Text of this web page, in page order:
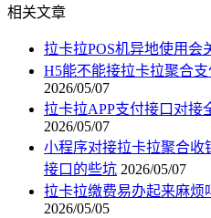
相关文章
拉卡拉POS机异地使用会
H5能不能接拉卡拉聚合
2026/05/07
拉卡拉APP支付接口对接
2026/05/07
小程序对接拉卡拉聚合收
接口的些坑 2026/05/07
拉卡拉缴费易办起来麻烦
2026/05/05